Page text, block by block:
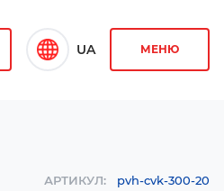
UA МЕНЮ
АРТИКУЛ:
pvh-cvk-300-20